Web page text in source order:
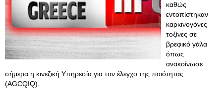
καθώς
εντοπίστηκαν
καρκινογόνες
τοξίνες σε
βρεφικό γάλα
όπως
ανακοίνωσε
σήμερα η κινεζική Υπηρεσία για τον έλεγχο της ποιότητας
(AGCQIQ).